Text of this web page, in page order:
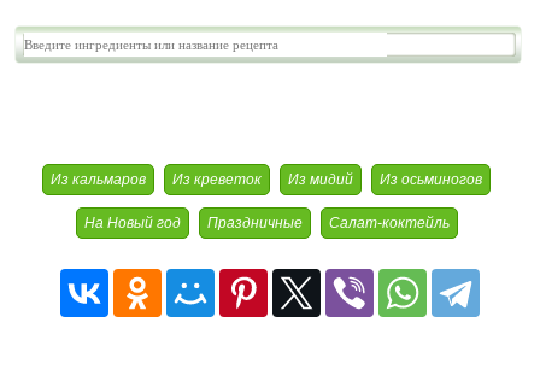
Из кальмаров Из креветок Из мидий Из осьминогов
На Новый год Праздничные Салат-коктейль